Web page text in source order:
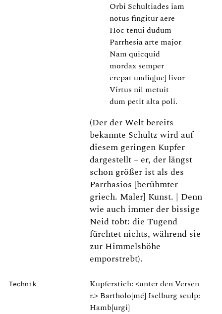
Orbi Schultiades iam
notus fingitur aere
Hoc tenui dudum
Parrhesia arte major
Nam quicquid
mordax semper
crepat undiq[ue] livor
Virtus nil metuit
dum petit alta poli.
(Der der Welt bereits
bekannte Schultz wird auf
diesem geringen Kupfer
dargestellt – er, der längst
schon größer ist als des
Parrhasios [berühmter
griech. Maler] Kunst. | Denn
wie auch immer der bissige
Neid tobt: die Tugend
fürchtet nichts, während sie
zur Himmelshöhe
emporstrebt).
Technik
Kupferstich: <unter den Versen
r.> Bartholo[mé] Iselburg sculp:
Hamb[urgi]